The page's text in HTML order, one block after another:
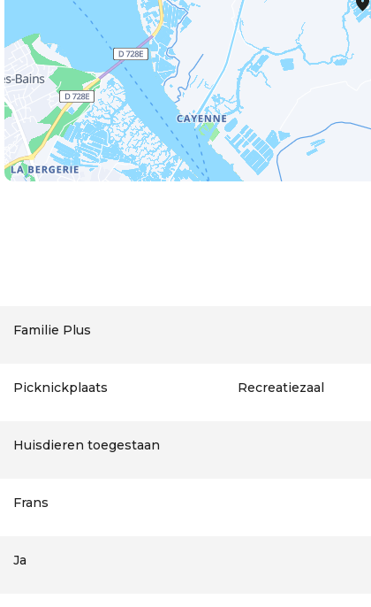
Familie Plus
Picknickplaats Recreatiezaal
Huisdieren toegestaan
Frans
Ja